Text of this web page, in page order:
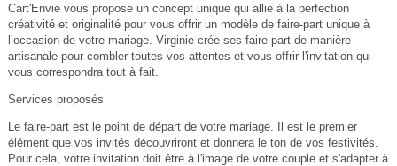
Cart'Envie vous propose un concept unique qui allie à la perfection
créativité et originalité pour vous offrir un modèle de faire-part unique à
l’occasion de votre mariage. Virginie crée ses faire-part de manière
artisanale pour combler toutes vos attentes et vous offrir l'invitation qui
vous correspondra tout à fait.
Services proposés
Le faire-part est le point de départ de votre mariage. Il est le premier
élément que vos invités découvriront et donnera le ton de vos festivités.
Pour cela, votre invitation doit être à l'image de votre couple et s'adapter à